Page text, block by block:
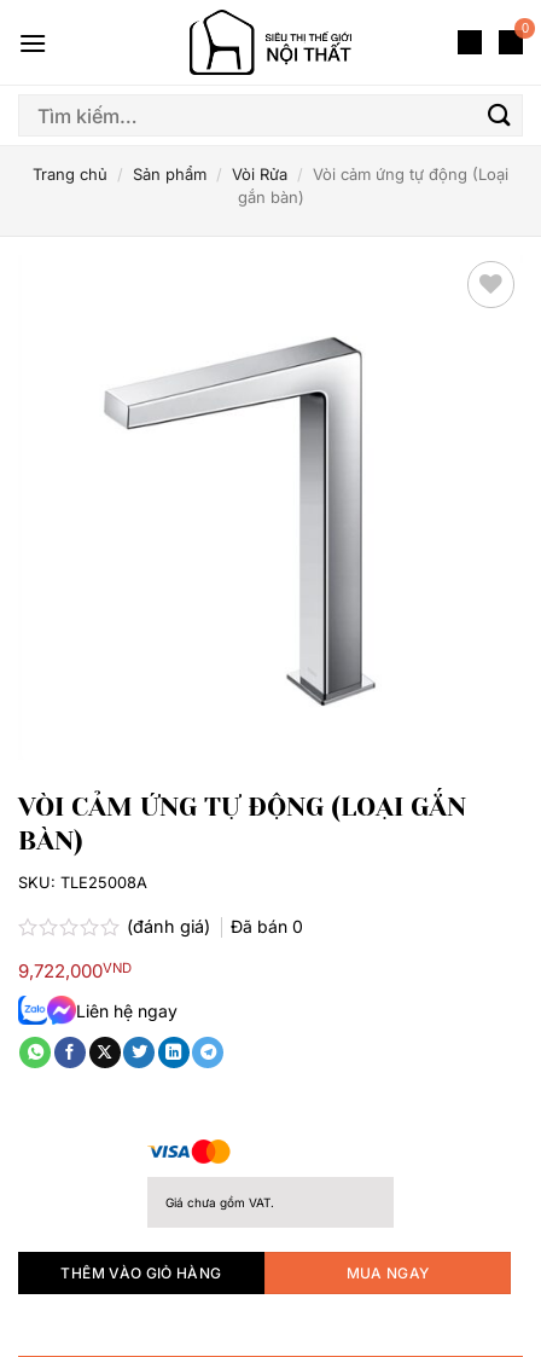
qua
dung
0
Tìm
Trang chủ / Sản phẩm / Vòi Rửa / Vòi cảm ứng tự động (Loại
gắn bàn)
VÒI CẢM ỨNG TỰ ĐỘNG (LOẠI GẮN
BÀN)
xếp
hạng
0.0
5
sao
(đánh giá) Đã bán 0
9,722,000VND
Liên hệ ngay
Giá chưa gồm VAT.
THÊM VÀO GIỎ HÀNG MUA NGAY
SKU: TLE25008A